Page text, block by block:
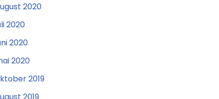
2020
2020
2020
2020
2019
2019